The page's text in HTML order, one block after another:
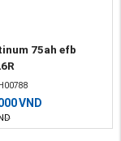
75ah efb
VND